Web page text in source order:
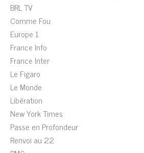
BRL TV
Comme Fou
Europe 1
France Info
France Inter
Le Figaro
Le Monde
Libération
New York Times
Passe en Profondeur
Renvoi au 22